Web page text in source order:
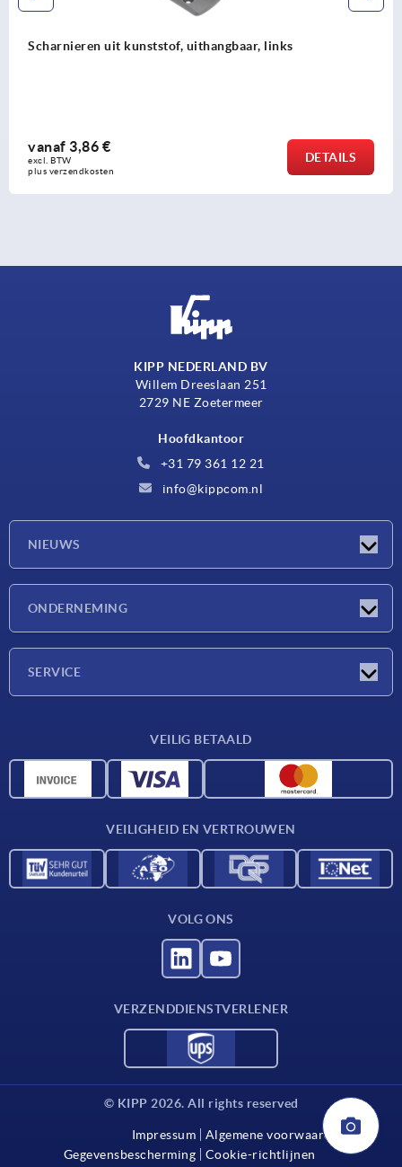
Scharnieren uit kunststof, met slobgaten
vanaf
plus verzendkosten
KIPP NEDERLAND BV
Willem Dreeslaan 251
2729 NE Zoetermeer
Hoofdkantoor
+31 79 361 12 21
info@kippcom.nl
NIEUWS
ONDERNEMING
SERVICE
CAD-gegevens
VEILIG BETAALD
VEILIGHEID EN VERTROUWEN
VOLG ONS
VERZENDDIENSTVERLENER
© KIPP 2026. All rights reserved
Impressum
Algemene voorwaarden
Gegevensbescherming
Cookie-richtlijnen